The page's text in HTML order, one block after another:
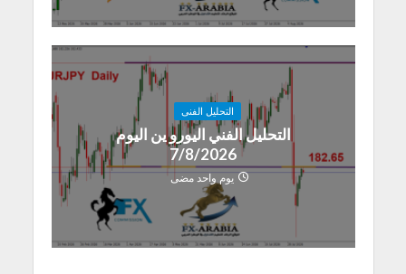
التحليل الفنى
التحليل الفني اليورو ين اليوم
7/8/2026
يوم واحد مضى